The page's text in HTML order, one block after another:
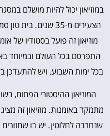
במוזיאון יכול להיות מושלם
הצעירים מ-35 שנים.
מוזיאון זה פועל בסטודיו של
התפרסם בכל העולם ובמיוחד
בכל ימות השבוע, ויש להתעדכן
המוזיאון ההיסטורי הפתוח,
מתמקד באומנות. מוזיאון זה
שנחרבה לחלוטין. יש בו